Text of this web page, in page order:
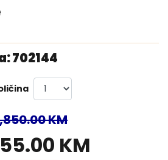
702144
KM
KM